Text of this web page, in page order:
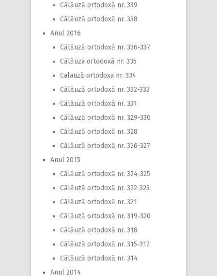
Călăuză ortodoxă nr. 339
Călăuză ortodoxă nr. 338
Anul 2016
Călăuză ortodoxă nr. 336-337
Călăuza ortodoxă nr. 335
Calauză ortodoxa nr. 334
Călăuză ortodoxă nr. 332-333
Călăuză ortodoxă nr. 331
Călăuză ortodoxă nr. 329-330
Călăuză ortodoxă nr. 328
Călăuză ortodoxă nr. 326-327
Anul 2015
Călăuză ortodoxă nr. 324-325
Călăuză ortodoxă nr. 322-323
Călăuză ortodoxă nr. 321
Călăuză ortodoxă nr. 319-320
Călăuză ortodoxă nr. 318
Călăuză ortodoxă nr. 315-317
Călăuză ortodoxă nr. 314
Anul 2014